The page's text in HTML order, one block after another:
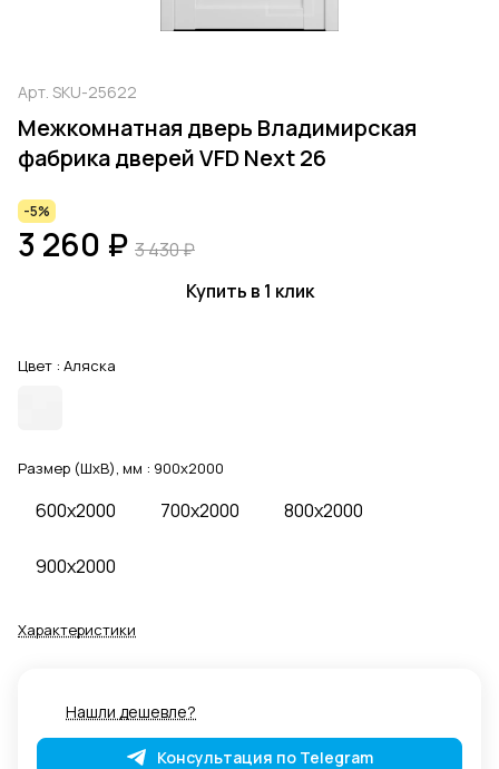
Арт. SKU-25622
Межкомнатная дверь Владимирская
фабрика дверей VFD Next 26
-5%
3 260 ₽ 3 430 ₽
Купить в 1 клик
Цвет : Аляска
Размер (ШхВ), мм : 900x2000
600x2000 700x2000 800x2000
900x2000
Характеристики
Нашли дешевле?
Консультация по Telegram